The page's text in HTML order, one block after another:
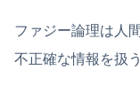
ファジー論理は人
不正確な情報を扱う